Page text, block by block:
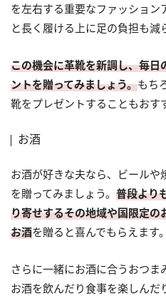
を左右する重要なファッション
と長く履ける上に足の負担も減
この機会に革靴を新調し、毎日
ントを贈ってみましょう。もち
靴をプレゼントすることもおす
お酒
お酒が好きな夫なら、ビールや
を贈ってみましょう。 普段より
り寄せするその地域や国限定の
お酒を贈ると喜んでもらえます。
さらに一緒にお酒に合うおつ
お酒を飲んだり食事を楽しんだ